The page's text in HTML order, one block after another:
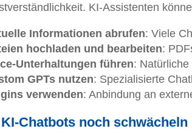
KI-Assistenten
Informationen abrufen: Viele
hochladen und bearbeiten:
Unterhaltungen führen:
GPTs nutzen: Spezialisierte
verwenden: Anbindung an
Chatbots noch schwächeln